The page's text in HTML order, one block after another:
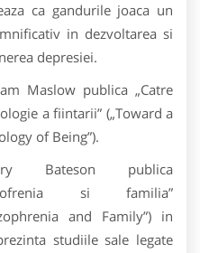
ca gandurile joaca un
in dezvoltarea si
depresiei.
Maslow publica „Catre
a fiintarii” („Toward a
of Being”).
Bateson publica
si familia”
and Family”) in
studiile sale legate